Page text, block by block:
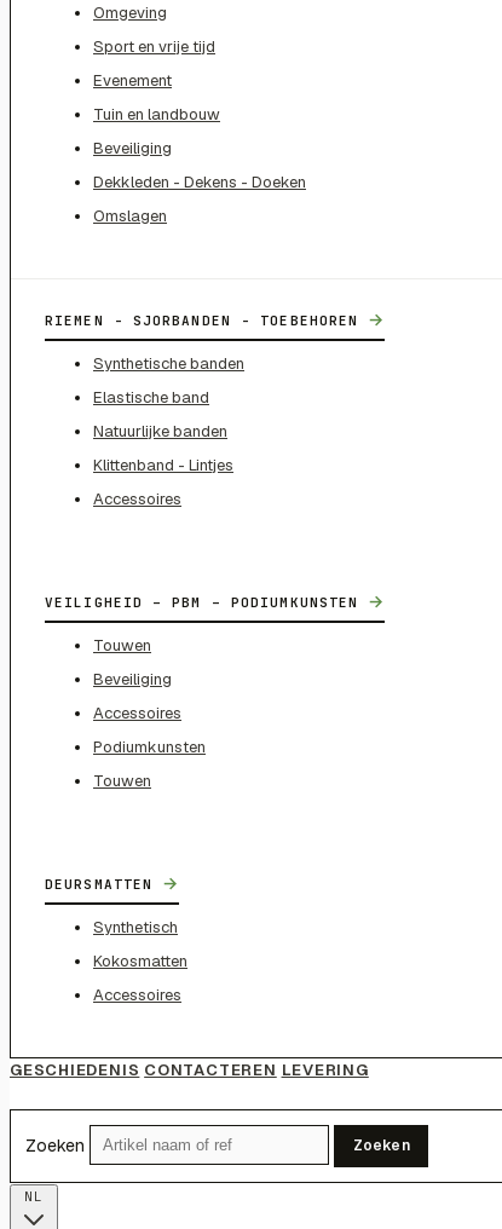
Omgeving
Sport en vrije tijd
Evenement
Tuin en landbouw
Beveiliging
Dekkleden - Dekens - Doeken
Omslagen
RIEMEN - SJORBANDEN - TOEBEHOREN →
Synthetische banden
Elastische band
Natuurlijke banden
Klittenband - Lintjes
Accessoires
VEILIGHEID – PBM – PODIUMKUNSTEN →
Touwen
Beveiliging
Accessoires
Podiumkunsten
Touwen
DEURSMATTEN →
Synthetisch
Kokosmatten
Accessoires
GESCHIEDENIS CONTACTEREN LEVERING
Zoeken Zoeken